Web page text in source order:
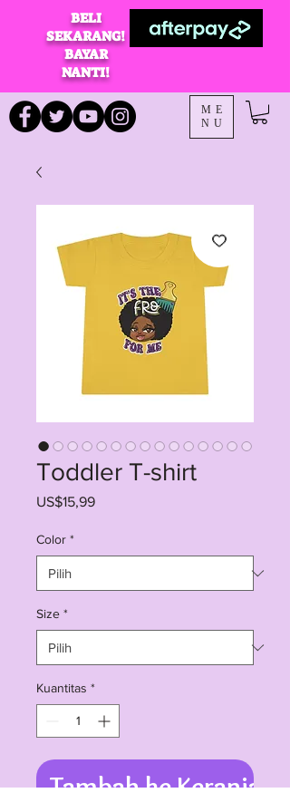
BELI
SEKARANG!
BAYAR
NANTI!
ME
NU
Toddler T-shirt
US$15,99Harga
Color *
Size *
Kuantitas *
Tambah ke Keranjang